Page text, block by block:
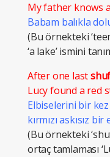
My father knows
Babam balıkla
(Bu örnekteki
‘a lake’ ismini
After one last
Lucy found a red
Elbiselerini bir
kırmızı askısız
(Bu örnekteki
ortaç tamlaması